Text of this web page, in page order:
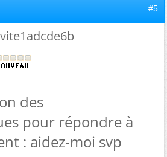
#5
des
pour répondre à
: aidez-moi svp